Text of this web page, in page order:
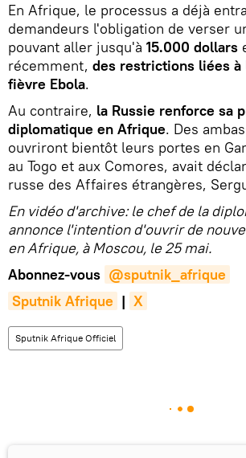
En Afrique, le processus a déjà
demandeurs l'obligation de verser
pouvant aller jusqu'à 15.000 dollars
récemment, des restrictions liées à
fièvre Ebola.
Au contraire, la Russie renforce sa
diplomatique en Afrique. Des
ouvriront bientôt leurs portes en
au Togo et aux Comores, avait
russe des Affaires étrangères,
En vidéo d'archive: le chef de la
annonce l'intention d'ouvrir de
en Afrique, à Moscou, le 25 mai.
Abonnez-vous @sputnik_afrique
Sputnik Afrique | X
Sputnik Afrique Officiel